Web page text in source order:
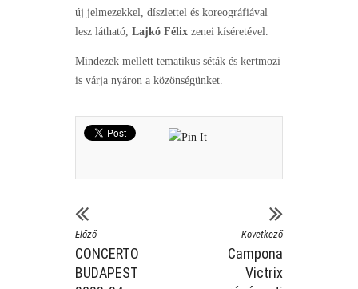
új jelmezekkel, díszlettel és koreográfiával
lesz látható, Lajkó Félix zenei kíséretével.
Mindezek mellett tematikus séták és kertmozi
is várja nyáron a közönségünket.
Előző
CONCERTO
BUDAPEST
Következő
Campona
Victrix